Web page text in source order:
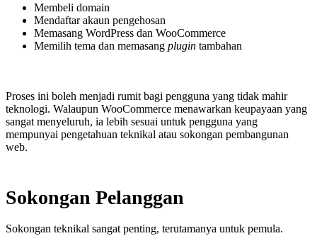
Membeli domain
Mendaftar akaun pengehosan
Memasang WordPress dan WooCommerce
Memilih tema dan memasang plugin tambahan
Proses ini boleh menjadi rumit bagi pengguna yang tidak mahir
teknologi. Walaupun WooCommerce menawarkan keupayaan yang
sangat menyeluruh, ia lebih sesuai untuk pengguna yang
mempunyai pengetahuan teknikal atau sokongan pembangunan
web.
Sokongan Pelanggan
Sokongan teknikal sangat penting, terutamanya untuk pemula.